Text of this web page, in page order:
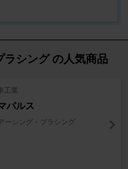
シング の人気商品
工業
パルス
ーシング・プラシング